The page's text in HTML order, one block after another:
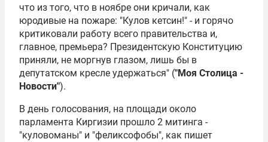
что из того, что в ноябре они кричали, как
юродивые на пожаре: "Кулов кетсин!" - и горячо
критиковали работу всего правительства и,
главное, премьера? Президентскую Конституцию
приняли, не моргнув глазом, лишь бы в
депутатском кресле удержаться" ("Моя Столица -
Новости").
В день голосования, на площади около
парламента Киргизии прошло 2 митинга -
"куловоманы" и "феликсофобы", как пишет